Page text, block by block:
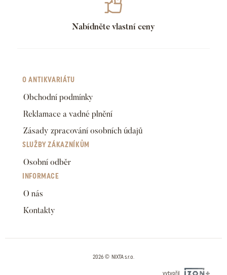
Nabídněte vlastní ceny
O ANTIKVARIÁTU
Obchodní podmínky
Reklamace a vadné plnění
Zásady zpracování osobních údajů
SLUŽBY ZÁKAZNÍKŮM
Osobní odběr
INFORMACE
O nás
Kontakty
2026 © NIXTA s.r.o.
vytvořil